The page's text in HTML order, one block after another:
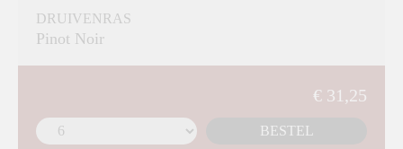
DRUIVENRAS
Pinot Noir
€ 31,25
BESTEL